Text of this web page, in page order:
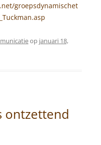
groepsdynamischet
op januari 18,
ontzettend